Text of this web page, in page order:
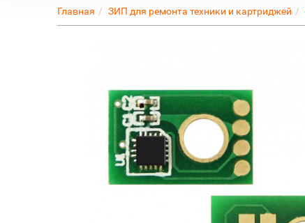
Главная ЗИП для ремонта техники и картриджей